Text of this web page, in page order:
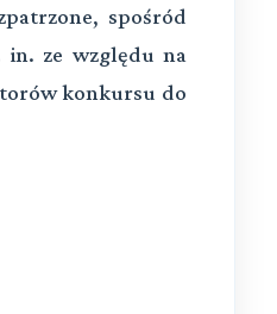
spośród
in. ze względu na
konkursu do